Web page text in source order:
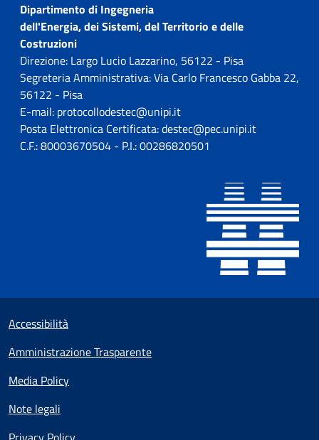
Dipartimento di Ingegneria
dell'Energia, dei Sistemi, del Territorio e delle
Costruzioni
Direzione: Largo Lucio Lazzarino, 56122 - Pisa
Segreteria Amministrativa: Via Carlo Francesco Gabba 22,
56122 - Pisa
E-mail: protocollodestec@unipi.it
Posta Elettronica Certificata: destec@pec.unipi.it
C.F.: 80003670504 - P.I.: 00286820501
Small prints
Sezione Link utili
Accessibilità
Amministrazione Trasparente
Media Policy
Note legali